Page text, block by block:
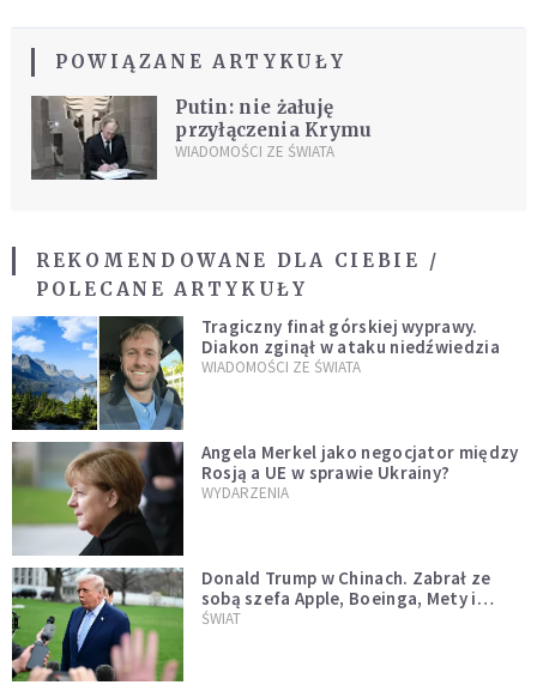
POWIĄZANE ARTYKUŁY
Putin: nie żałuję
przyłączenia Krymu
WIADOMOŚCI ZE ŚWIATA
REKOMENDOWANE DLA CIEBIE /
POLECANE ARTYKUŁY
Tragiczny finał górskiej wyprawy.
Diakon zginął w ataku niedźwiedzia
WIADOMOŚCI ZE ŚWIATA
Angela Merkel jako negocjator między
Rosją a UE w sprawie Ukrainy?
WYDARZENIA
Donald Trump w Chinach. Zabrał ze
sobą szefa Apple, Boeinga, Mety i
Muska
ŚWIAT